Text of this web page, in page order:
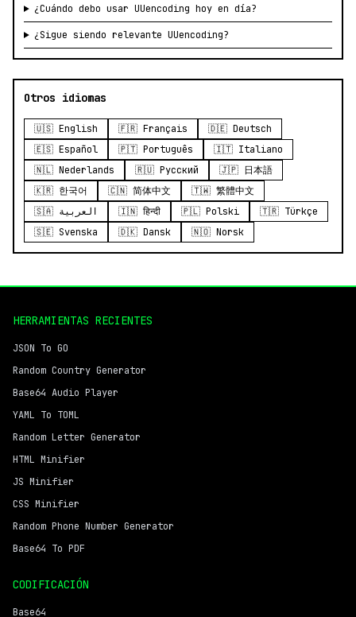
¿Cuándo debo usar UUencoding hoy en día?
¿Sigue siendo relevante UUencoding?
Otros idiomas
🇺🇸 English 🇫🇷 Français
🇩🇪 Deutsch
🇪🇸 Español
🇵🇹 Português
🇮🇹 Italiano
🇳🇱 Nederlands
🇷🇺 Русский
🇯🇵 日本語
🇰🇷 한국어
🇨🇳 简体中文
🇹🇼 繁體中文
🇸🇦 العربية
🇮🇳 हिन्दी 🇵🇱 Polski
🇹🇷 Türkçe
🇸🇪 Svenska
🇩🇰 Dansk 🇳🇴 Norsk
HERRAMIENTAS RECIENTES
JSON To GO
Random Country Generator
Base64 Audio Player
YAML To TOML
Random Letter Generator
HTML Minifier
JS Minifier
CSS Minifier
Random Phone Number Generator
Base64 To PDF
CODIFICACIÓN
Base64